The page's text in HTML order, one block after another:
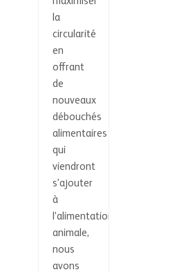
la
circularité
en
offrant
de
nouveaux
débouchés
alimentaires
qui
viendront
s’ajouter
à
l’alimentation
animale,
nous
avons